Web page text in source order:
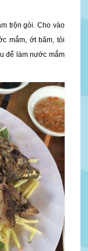
trộn gỏi. Cho vào
mắm, ớt băm, tỏi
để làm nước mắm